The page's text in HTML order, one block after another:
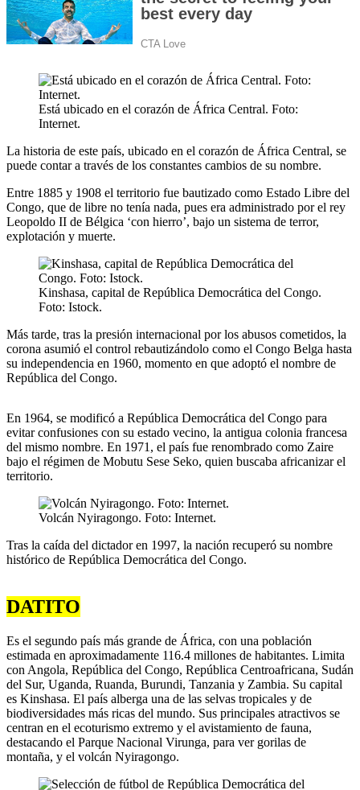
Está ubicado en el corazón de África Central. Foto:
Internet.
La historia de este país, ubicado en el corazón de África Central, se
puede contar a través de los constantes cambios de su nombre.
Entre 1885 y 1908 el territorio fue bautizado como Estado Libre del
Congo, que de libre no tenía nada, pues era administrado por el rey
Leopoldo II de Bélgica ‘con hierro’, bajo un sistema de terror,
explotación y muerte.
Kinshasa, capital de República Democrática del Congo.
Foto: Istock.
Más tarde, tras la presión internacional por los abusos cometidos, la
corona asumió el control rebautizándolo como el Congo Belga hasta
su independencia en 1960, momento en que adoptó el nombre de
República del Congo.
En 1964, se modificó a República Democrática del Congo para
evitar confusiones con su estado vecino, la antigua colonia francesa
del mismo nombre. En 1971, el país fue renombrado como Zaire
bajo el régimen de Mobutu Sese Seko, quien buscaba africanizar el
territorio.
Volcán Nyiragongo. Foto: Internet.
Tras la caída del dictador en 1997, la nación recuperó su nombre
histórico de República Democrática del Congo.
DATITO
Es el segundo país más grande de África, con una población
estimada en aproximadamente 116.4 millones de habitantes. Limita
con Angola, República del Congo, República Centroafricana, Sudán
del Sur, Uganda, Ruanda, Burundi, Tanzania y Zambia. Su capital
es Kinshasa. El país alberga una de las selvas tropicales y de
biodiversidades más ricas del mundo. Sus principales atractivos se
centran en el ecoturismo extremo y el avistamiento de fauna,
destacando el Parque Nacional Virunga, para ver gorilas de
montaña, y el volcán Nyiragongo.